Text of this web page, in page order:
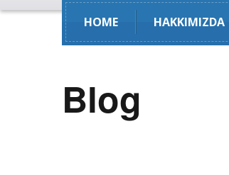
HOME HAKKIMIZDA
Blog